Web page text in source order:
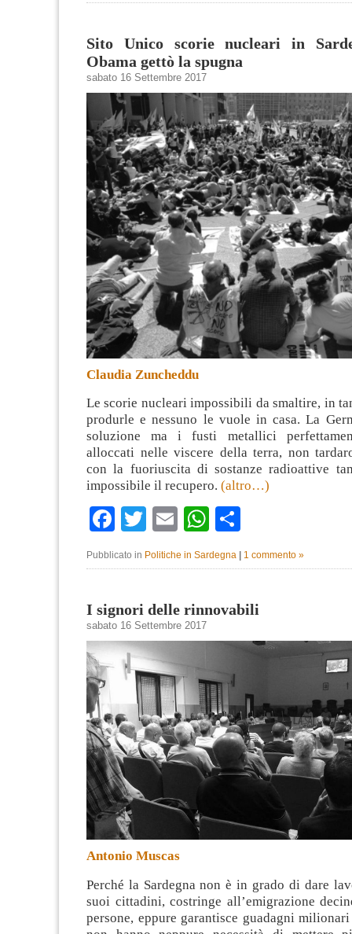
Sito Unico scorie nucleari in
Obama gettò la spugna
sabato 16 Settembre 2017
Claudia Zuncheddu
Le scorie nucleari impossibili da smaltire, in
produrle e nessuno le vuole in casa. La
soluzione ma i fusti metallici
alloccati nelle viscere della terra, non
con la fuoriuscita di sostanze radioattive
impossibile il recupero. (altro…)
Facebook
TwitterEmailWhatsApp
Pubblicato in Politiche in Sardegna 1 commento »
I signori delle rinnovabili
sabato 16 Settembre 2017
Antonio Muscas
Perché la Sardegna non è in grado di dare
suoi cittadini, costringe all’emigrazione
persone, eppure garantisce guadagni